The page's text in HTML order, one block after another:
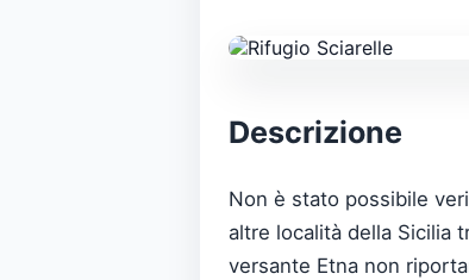
Descrizione
Non è stato possibile
altre località della Sicilia
versante Etna non